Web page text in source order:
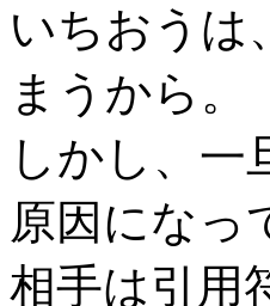
いちおうは
まうから。
しかし、一
原因になっ
相手は引用